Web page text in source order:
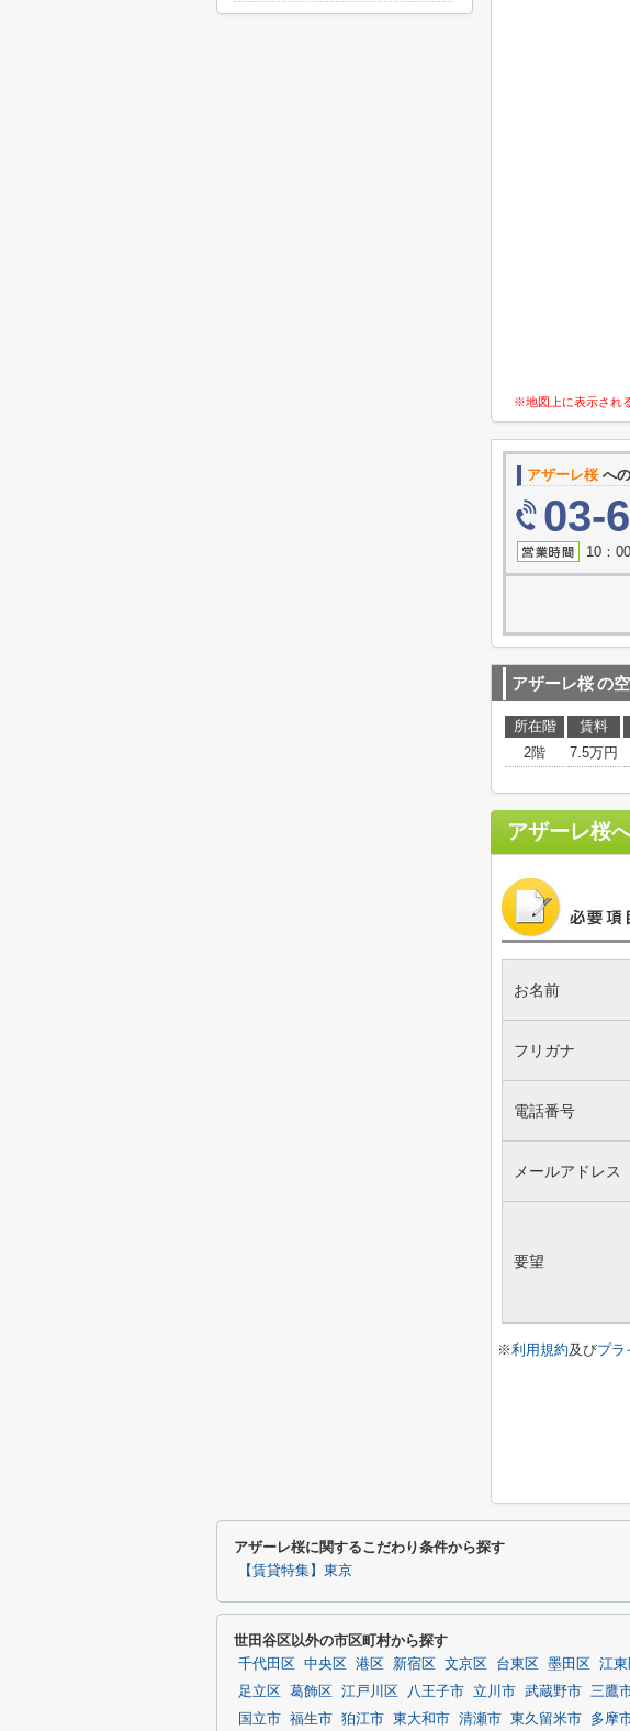
※地図上に表示され
アザーレ桜へ
03-
10：
アザーレ桜の
所在階 賃料
2階
7.5万円
アザーレ桜
お名前
フリガナ
電話番号
メールアドレス
要望
※利用規約及びプラ
アザーレ桜に関するこだわり条件から探す
【賃貸特集】東京
世田谷区以外の市区町村から探す
千代田区 中央区 港区 新宿区 文京区 台東区 墨田区 江東
足立区
葛飾区 江戸川区 八王子市 立川市 武蔵野市 三鷹
国立市 福生市 狛江市 東大和市 清瀬市 東久留米市 多摩